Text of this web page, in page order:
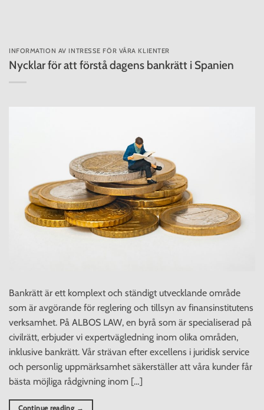
INFORMATION AV INTRESSE FÖR VÅRA KLIENTER
Nycklar för att förstå dagens bankrätt i Spanien
Bankrätt är ett komplext och ständigt utvecklande område
som är avgörande för reglering och tillsyn av finansinstitutens
verksamhet. På ALBOS LAW, en byrå som är specialiserad på
civilrätt, erbjuder vi expertvägledning inom olika områden,
inklusive bankrätt. Vår strävan efter excellens i juridisk service
och personlig uppmärksamhet säkerställer att våra kunder får
bästa möjliga rådgivning inom […]
Continue reading →